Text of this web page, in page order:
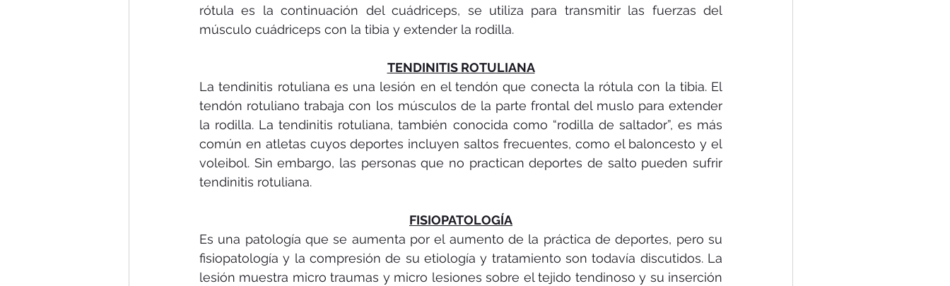
rótula es la continuación del cuádriceps, se utiliza para transmitir las fuerzas del
músculo cuádriceps con la tibia y extender la rodilla.
TENDINITIS ROTULIANA
La tendinitis rotuliana es una lesión en el tendón que conecta la rótula con la tibia. El
tendón rotuliano trabaja con los músculos de la parte frontal del muslo para extender
la rodilla. La tendinitis rotuliana, también conocida como “rodilla de saltador”, es más
común en atletas cuyos deportes incluyen saltos frecuentes, como el baloncesto y el
voleibol. Sin embargo, las personas que no practican deportes de salto pueden sufrir
tendinitis rotuliana.
FISIOPATOLOGÍA
Es una patología que se aumenta por el aumento de la práctica de deportes, pero su
fisiopatología y la compresión de su etiología y tratamiento son todavía discutidos. La
lesión muestra micro traumas y micro lesiones sobre el tejido tendinoso y su inserción